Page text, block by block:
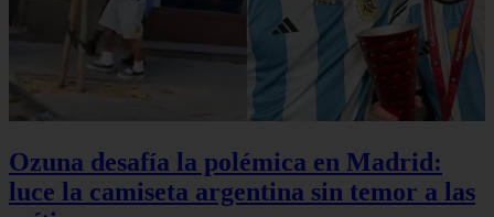
Ozuna desafía la polémica en Madrid:
luce la camiseta argentina sin temor a las